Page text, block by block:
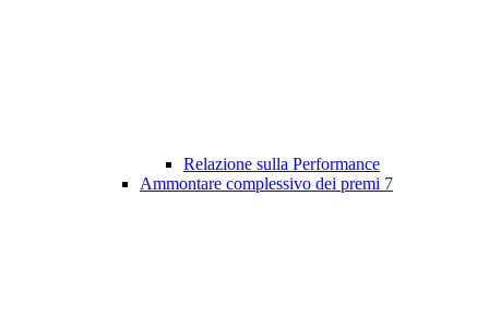
Relazione sulla Performance
Ammontare complessivo dei premi 7